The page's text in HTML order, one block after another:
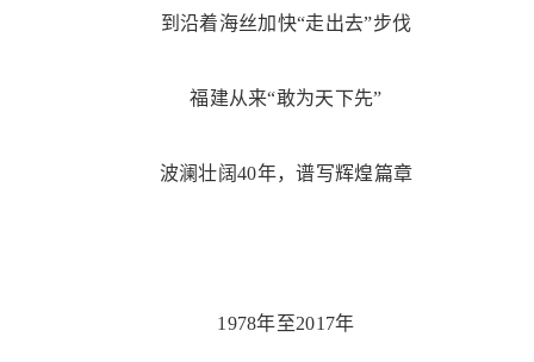
到沿着海丝加快“走出去”步伐
福建从来“敢为天下先”
波澜壮阔40年，谱写辉煌篇章
1978年至2017年